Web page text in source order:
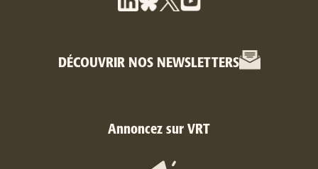
DÉCOUVRIR NOS NEWSLETTERS
Annoncez sur VRT